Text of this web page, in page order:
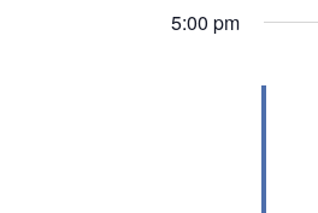
h
h
5:00 pm